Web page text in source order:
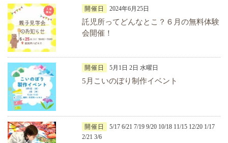
開催日 2024年6月25日
託児所ってどんなとこ？６月の無料体験
会開催！
開催日 5月1日 2日 水曜日
5月こいのぼり制作イベント
開催日
5/17 6/21 7/19 9/20 10/18 11/15 12/20 1/17
2/21 3/6